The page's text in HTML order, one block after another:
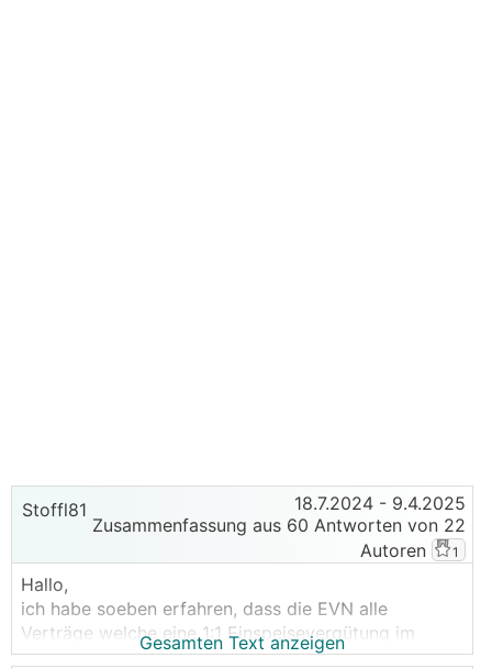
Stoffl81 18.7.2024 - 9.4.2025
Zusammenfassung aus 60 Antworten von 22
Autoren
1
Hallo,
ich habe soeben erfahren, dass die EVN alle
Verträge welche eine 1:1 Einspeisevergütung im
laufenden Monat haben kündigen wird.
Gesamten Text anzeigen